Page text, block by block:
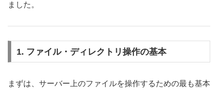
ました。
1. ファイル・ディレクトリ操作の基本
まずは、サーバー上のファイルを操作するための最も基本